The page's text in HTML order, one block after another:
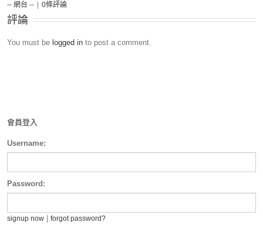
-- 網台 -- 0條評論
評論
You must be logged in to post a comment.
會員登入
Username:
Password:
signup now forgot password?